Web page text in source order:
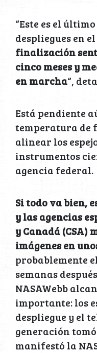
“Este es el
despliegues en
finalización
cinco meses y
en marcha“,
Está pendiente
temperatura de
alinear los
instrumentos
agencia federal.
Si todo va bien,
y las agencias
y Canadá
imágenes en
probablemente
semanas
NASAWebb
importante: los
despliegue y el
generación
manifestó la